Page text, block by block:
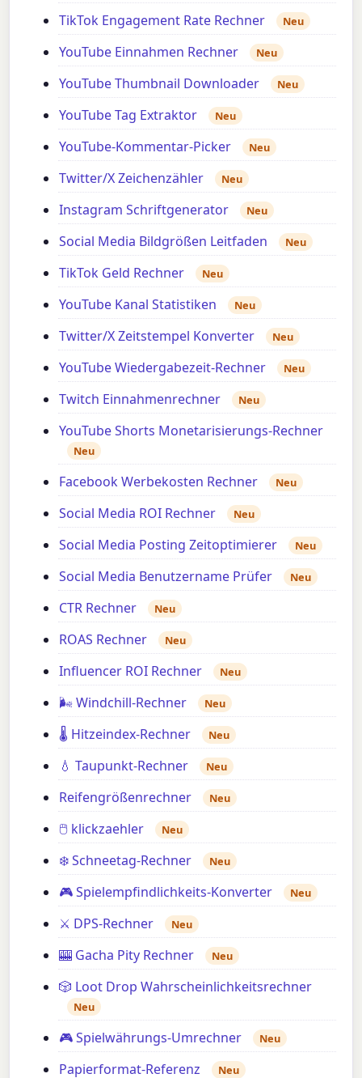
TikTok Engagement Rate Rechner Neu
YouTube Einnahmen Rechner Neu
YouTube Thumbnail Downloader Neu
YouTube Tag Extraktor Neu
YouTube-Kommentar-Picker Neu
Twitter/X Zeichenzähler Neu
Instagram Schriftgenerator Neu
Social Media Bildgrößen Leitfaden Neu
TikTok Geld Rechner Neu
YouTube Kanal Statistiken Neu
Twitter/X Zeitstempel Konverter Neu
YouTube Wiedergabezeit-Rechner Neu
Twitch Einnahmenrechner Neu
YouTube Shorts Monetarisierungs-Rechner
Neu
Facebook Werbekosten Rechner Neu
Social Media ROI Rechner Neu
Social Media Posting Zeitoptimierer Neu
Social Media Benutzername Prüfer Neu
CTR Rechner Neu
ROAS Rechner Neu
Influencer ROI Rechner Neu
🌬️ Windchill-Rechner Neu
🌡️ Hitzeindex-Rechner Neu
💧 Taupunkt-Rechner Neu
Reifengrößenrechner Neu
🖱️ klickzaehler Neu
❄️ Schneetag-Rechner Neu
🎮 Spielempfindlichkeits-Konverter Neu
⚔️ DPS-Rechner Neu
🎰 Gacha Pity Rechner Neu
🎲 Loot Drop Wahrscheinlichkeitsrechner
Neu
🎮 Spielwährungs-Umrechner Neu
Papierformat-Referenz Neu